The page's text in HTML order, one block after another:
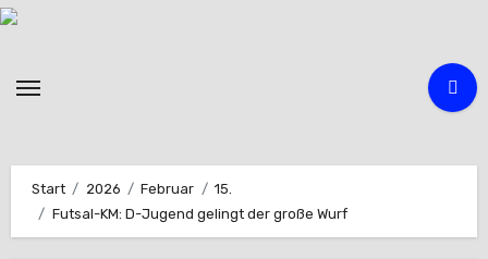
Zum
Start 2026 Februar
15.
Futsal-KM: D-Jugend gelingt der große Wurf